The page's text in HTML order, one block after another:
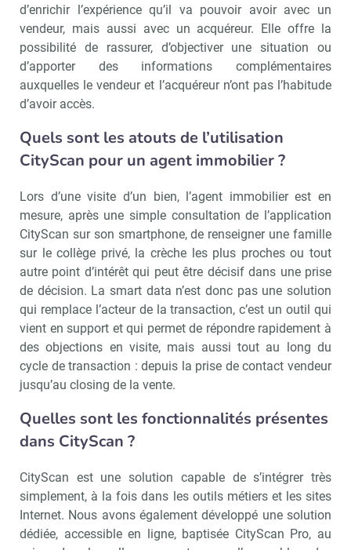
d’enrichir l’expérience qu’il va pouvoir avoir avec un
vendeur, mais aussi avec un acquéreur. Elle offre la
possibilité de rassurer, d’objectiver une situation ou
d’apporter des informations complémentaires
auxquelles le vendeur et l’acquéreur n’ont pas l’habitude
d’avoir accès.
Quels sont les atouts de l’utilisation
CityScan pour un agent immobilier ?
Lors d’une visite d’un bien, l’agent immobilier est en
mesure, après une simple consultation de l’application
CityScan sur son smartphone, de renseigner une famille
sur le collège privé, la crèche les plus proches ou tout
autre point d’intérêt qui peut être décisif dans une prise
de décision. La smart data n’est donc pas une solution
qui remplace l’acteur de la transaction, c’est un outil qui
vient en support et qui permet de répondre rapidement à
des objections en visite, mais aussi tout au long du
cycle de transaction : depuis la prise de contact vendeur
jusqu’au closing de la vente.
Quelles sont les fonctionnalités présentes
dans CityScan ?
CityScan est une solution capable de s’intégrer très
simplement, à la fois dans les outils métiers et les sites
Internet. Nous avons également développé une solution
dédiée, accessible en ligne, baptisée CityScan Pro, au